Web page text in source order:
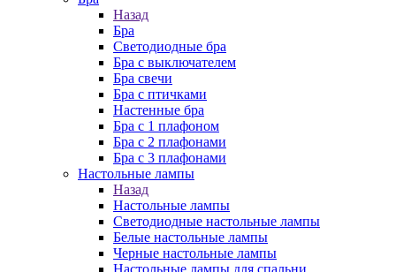
Назад
Бра
Светодиодные бра
Бра с выключателем
Бра свечи
Бра с птичками
Настенные бра
Бра с 1 плафоном
Бра с 2 плафонами
Бра с 3 плафонами
Настольные лампы
Назад
Настольные лампы
Светодиодные настольные лампы
Белые настольные лампы
Черные настольные лампы
Настольные лампы для спальни